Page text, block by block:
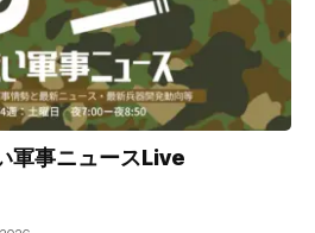
事ニュースLive